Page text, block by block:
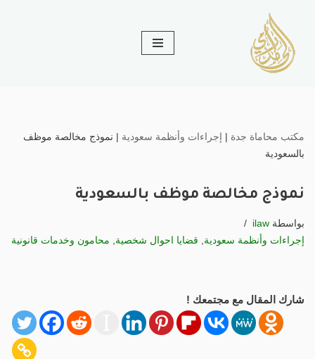
تخطى
إلى
المحتوى
مكتب محاماة جدة | إجراءات وأنظمة سعودية | نموذج مخالصة موظف
بالسعودية
نموذج مخالصة موظف بالسعودية
بواسطة ilaw
إجراءات وأنظمة سعودية, قضايا احوال شخصية, محامون وخدمات قانونية
شارك المقال مع مجتمعك !